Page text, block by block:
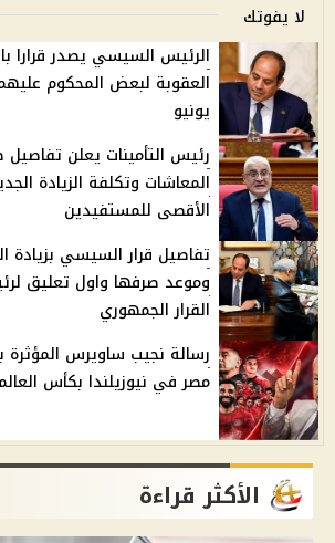
لا يفوتك
الرئيس السيسي يصدر قرارا
العقوبة لبعض المحكوم
يونيو
رئيس التأمينات يعلن
المعاشات وتكلفة الزيادة
الأقصى للمستفيدين
وموعد صرفها واول تعليق
القرار الجمهوري
رسالة نجيب ساويرس المؤثرة
مصر في نيوزيلندا بكأس العالم
الأكثر قراءة